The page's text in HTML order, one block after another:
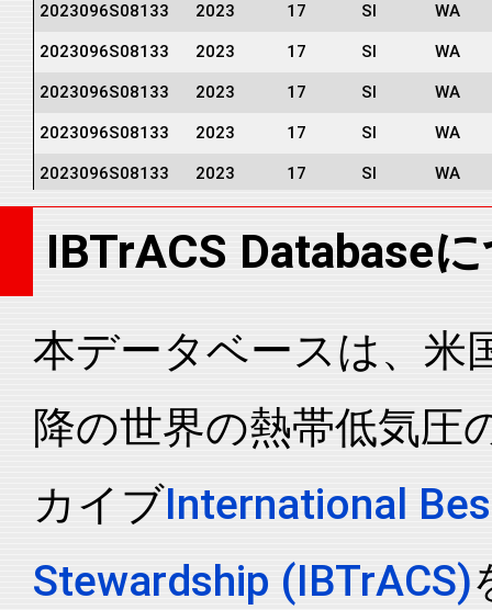
2023096S08133 2023 17 SI WA
2023096S08133 2023 17 SI WA
2023096S08133 2023 17 SI WA
2023096S08133 2023 17 SI WA
2023096S08133 2023 17 SI WA
2023096S08133 2023 17 SI WA
2023096S08133 2023 17 SI WA
2023096S08133 2023 17 SI WA
2023096S08133 SI WA
2023096S08133 2023 17 SI WA
2023096S08133 2023 17 SI WA
2023096S08133 2023 17 SI WA
IBTrACS Database
本データベースは、米
降の世界の熱帯低気圧
カイブInternational
Stewardship (IBTrACS)